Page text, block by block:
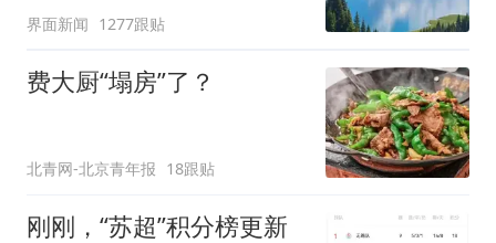
界面新闻 1277跟贴
费大厨“塌房”了？
北青网-北京青年报 18跟贴
刚刚，“苏超”积分榜更新